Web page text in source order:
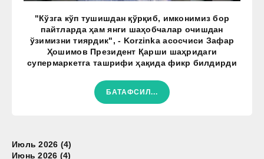
"Кўзга кўп тушишдан қўрқиб, имконимиз бор
пайтларда ҳам янги шаҳобчалар очишдан
ўзимизни тиярдик", - Korzinka асосчиси Зафар
Ҳошимов Президент Қарши шаҳридаги
супермаркетга ташрифи ҳақида фикр билдирди
БАТАФСИЛ...
Июль 2026 (4)
Июнь 2026 (4)